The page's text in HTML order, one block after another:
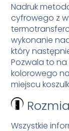
Nadruk
cyfrowego z
wykonanie
który
Pozwala to na
kolorowego
miejscu
Wszystkie